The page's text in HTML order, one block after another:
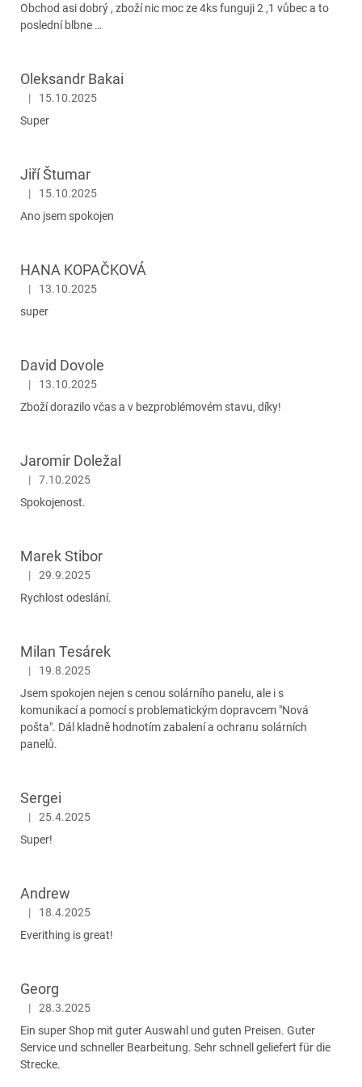
Obchod asi dobrý , zboží nic moc ze 4ks funguji 2 ,1 vůbec a to
poslední blbne …
Oleksandr Bakai
Hodnocení obchodu je 5 z 5 hvězdiček.
|
15.10.2025
Super
Jiří Štumar
Hodnocení obchodu je 5 z 5 hvězdiček.
|
15.10.2025
Ano jsem spokojen
HANA KOPAČKOVÁ
Hodnocení obchodu je 5 z 5 hvězdiček.
|
13.10.2025
super
David Dovole
Hodnocení obchodu je 5 z 5 hvězdiček.
|
13.10.2025
Zboží dorazilo včas a v bezproblémovém stavu, díky!
Jaromir Doležal
Hodnocení obchodu je 5 z 5 hvězdiček.
|
7.10.2025
Spokojenost.
Marek Stibor
Hodnocení obchodu je 5 z 5 hvězdiček.
|
29.9.2025
Rychlost odeslání.
Milan Tesárek
Hodnocení obchodu je 5 z 5 hvězdiček.
|
19.8.2025
Jsem spokojen nejen s cenou solárního panelu, ale i s
komunikací a pomocí s problematickým dopravcem "Nová
pošta". Dál kladně hodnotím zabalení a ochranu solárních
panelů.
Sergei
Hodnocení obchodu je 5 z 5 hvězdiček.
|
25.4.2025
Super!
Andrew
Hodnocení obchodu je 5 z 5 hvězdiček.
|
18.4.2025
Everithing is great!
Georg
Hodnocení obchodu je 5 z 5 hvězdiček.
|
28.3.2025
Ein super Shop mit guter Auswahl und guten Preisen. Guter
Service und schneller Bearbeitung. Sehr schnell geliefert für die
Strecke.